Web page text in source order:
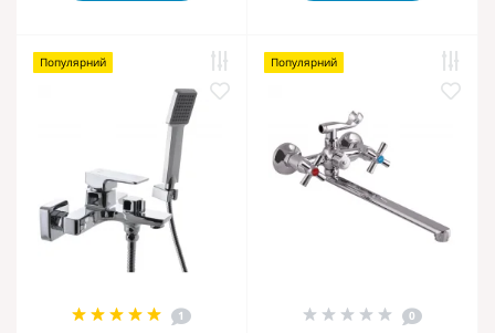
Популярний
1
Популярний
0